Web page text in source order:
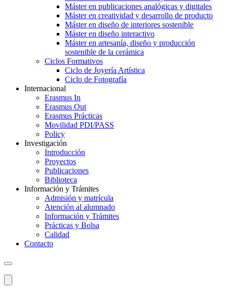
Máster en publicaciones analógicas y digitales
Máster en creatividad y desarrollo de producto
Máster en diseño de interiores sostenible
Máster en diseño interactivo
Máster en artesanía, diseño y producción
sostenible de la cerámica
Ciclos Formativos
Ciclo de Joyería Artística
Ciclo de Fotografía
Internacional
Erasmus In
Erasmus Out
Erasmus Prácticas
Movilidad PDI/PASS
Policy
Investigación
Introducción
Proyectos
Publicaciones
Biblioteca
Información y Trámites
Admisión y matrícula
Atención al alumnado
Información y Trámites
Prácticas y Bolsa
Calidad
Contacto